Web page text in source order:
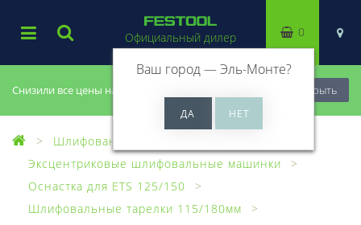
Снизили все цены на 20%, успей купить! Закрыть
Официальный дилер
Ваш город —Эль-Монте?
0
Шлифование
Эксцентриковые шлифовальные машинки
Оснастка для ETS 125/150
Шлифовальные тарелки 115/180мм